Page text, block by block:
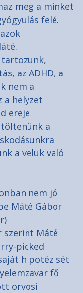
meg a minket
felé.
tartozunk,
az ADHD, a
nem a
a helyzet
ereje
a
a velük való
nem jó
Máté Gábor
szerint Máté
picked
hipotézisét
fő
orvosi